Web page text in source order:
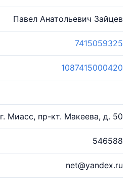
Павел Анатольевич Зайцев
7415059325
1087415000420
г. Миасс, пр-кт. Макеева, д. 50
546588
net@yandex.ru